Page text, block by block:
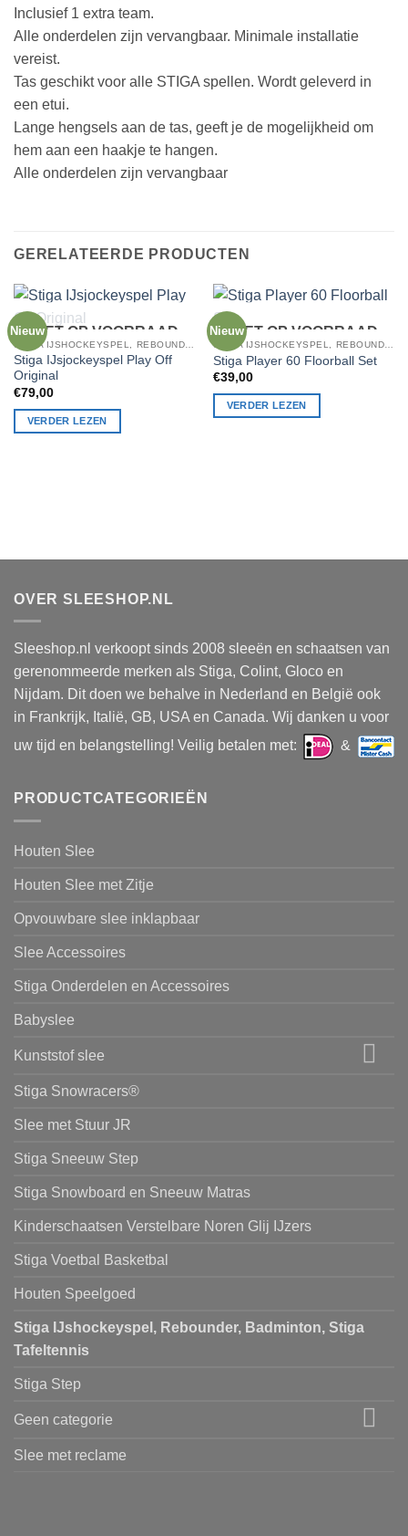
Inclusief 1 extra team.
Alle onderdelen zijn vervangbaar. Minimale installatie
vereist.
Tas geschikt voor alle STIGA spellen. Wordt geleverd in
een etui.
Lange hengsels aan de tas, geeft je de mogelijkheid om
hem aan een haakje te hangen.
Alle onderdelen zijn vervangbaar
GERELATEERDE PRODUCTEN
NieuwNIET OP VOORRAAD
Stiga IJsjockeyspel Play Off
Original
€79,00
VERDER LEZEN
NieuwNIET OP VOORRAAD
Stiga Player 60 Floorball Set
€39,00
VERDER LEZEN
OVER SLEESHOP.NL
Sleeshop.nl verkoopt sinds 2008 sleeën en schaatsen van
gerenommeerde merken als Stiga, Colint, Gloco en
Nijdam. Dit doen we behalve in Nederland en België ook
in Frankrijk, Italië, GB, USA en Canada. Wij danken u voor
uw tijd en belangstelling! Veilig betalen met:
&
PRODUCTCATEGORIEËN
Houten Slee
Houten Slee met Zitje
Opvouwbare slee inklapbaar
Slee Accessoires
Stiga Onderdelen en Accessoires
Babyslee
Kunststof slee
Stiga Snowracers®
Slee met Stuur JR
Stiga Sneeuw Step
Stiga Snowboard en Sneeuw Matras
Kinderschaatsen Verstelbare Noren Glij IJzers
Stiga Voetbal Basketbal
Houten Speelgoed
Stiga IJshockeyspel, Rebounder, Badminton, Stiga
Tafeltennis
Stiga Step
Geen categorie
Slee met reclame